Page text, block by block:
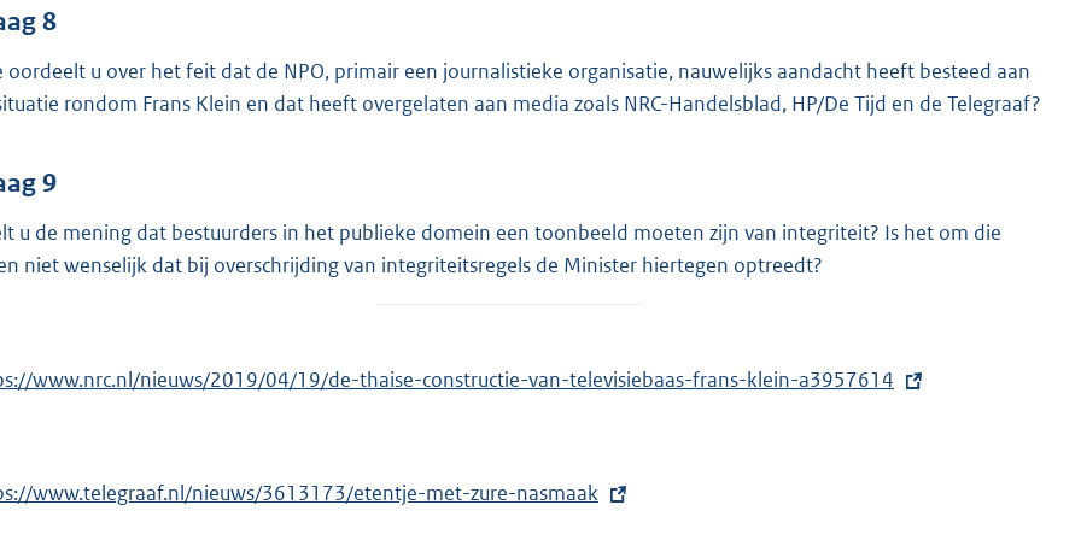
8
oordeelt u over het feit dat de NPO, primair een journalistieke organisatie, nauwelijks aandacht heeft besteed aan
rondom Frans Klein en dat heeft overgelaten aan media zoals NRC-Handelsblad, HP/De Tijd en de Telegraaf?
9
u de mening dat bestuurders in het publieke domein een toonbeeld moeten zijn van integriteit? Is het om die
niet wenselijk dat bij overschrijding van integriteitsregels de Minister hiertegen optreedt?
www.nrc.nl/nieuws/2019/04/19/de-thaise-constructie-van-televisiebaas-frans-klein-a3957614
www.telegraaf.nl/nieuws/3613173/etentje-met-zure-nasmaak